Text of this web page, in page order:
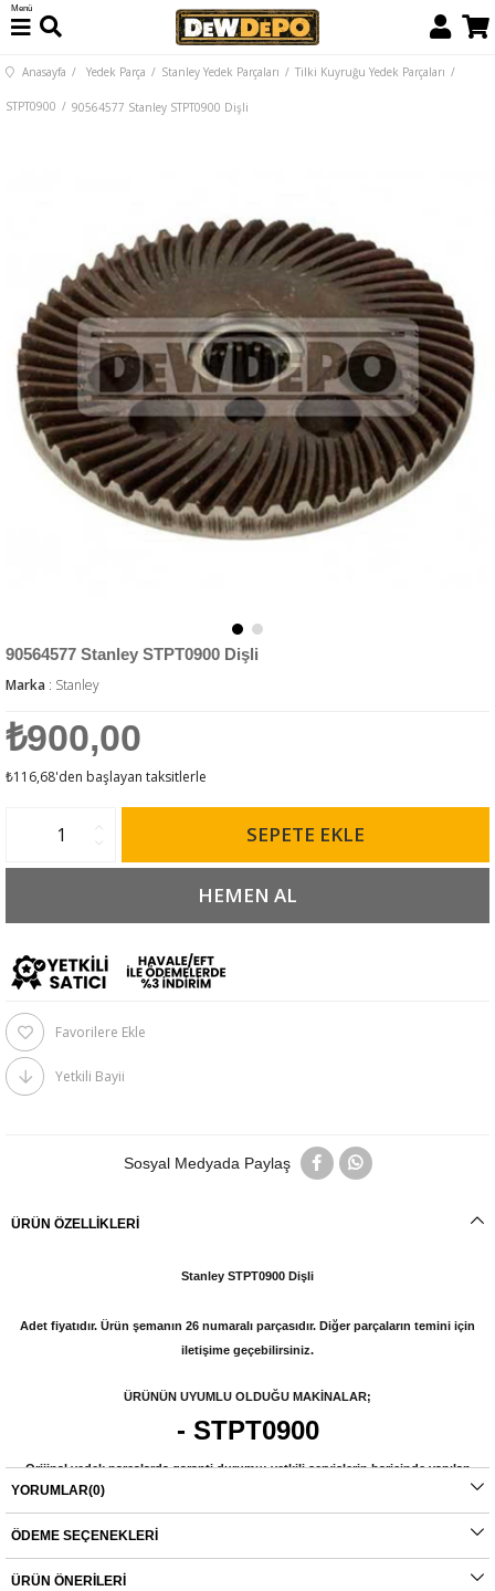
Menü
Anasayfa Yedek Parça Stanley Yedek Parçaları Tilki Kuyruğu Yedek Parçaları
STPT0900 90564577 Stanley STPT0900 Dişli
90564577 Stanley STPT0900 Dişli
Marka : Stanley
₺900,00
₺116,68'den başlayan taksitlerle
Favorilere Ekle
Yetkili Bayii
Sosyal Medyada Paylaş
ÜRÜN ÖZELLIKLERI
Stanley STPT0900 Dişli
Adet fiyatıdır. Ürün şemanın 26 numaralı parçasıdır. Diğer parçaların temini için
iletişime geçebilirsiniz.
ÜRÜNÜN UYUMLU OLDUĞU MAKİNALAR;
- STPT0900
Orijinal yedek parçalarda garanti durumu; yetkili servislerin haricinde yapılan
montajlarda ürünlerin iade veya değişim süreçleri bulunmamaktadır. Yedek
parçalar tamamı orijinal olup, fabrikadan çıkmadan kontrol edilmektedir. Yetkili
servis haricinde yapılan montajlardan kaynaklı sorunlar tamamen müşteriye aittir.
Ürünlerin değişim süreçlerindeki kargo bedelleri müşteriye aittir.
YORUMLAR(0)
ÖDEME SEÇENEKLERI
ÜRÜN ÖNERILERI